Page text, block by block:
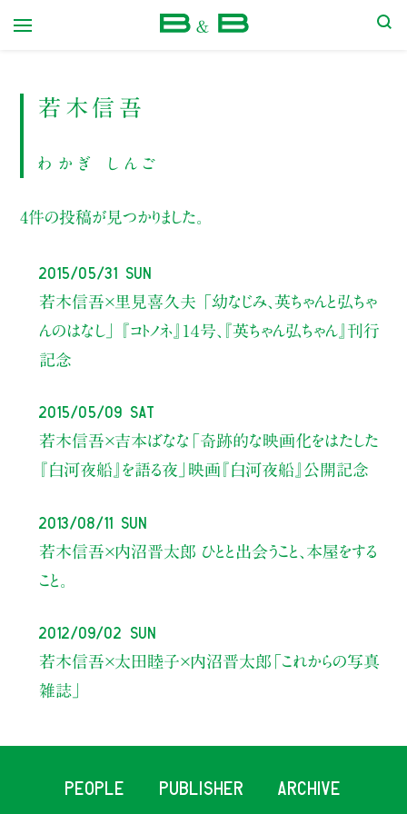
若木信吾
わかぎ しんご
4件の投稿が見つかりました。
2015/05/31 Sun
若木信吾×里見喜久夫 「幼なじみ、英ちゃんと弘ちゃ
んのはなし」 『コトノネ』１４号、『英ちゃん弘ちゃん』刊行
記念
2015/05/09 Sat
若木信吾×吉本ばなな「奇跡的な映画化をはたした
『白河夜船』を語る夜」映画『白河夜船』公開記念
2013/08/11 Sun
若木信吾×内沼晋太郎 ひとと出会うこと、本屋をする
こと。
2012/09/02 Sun
若木信吾×太田睦子×内沼晋太郎「これからの写真
雑誌」
PEOPLE PUBLISHER ARCHIVE